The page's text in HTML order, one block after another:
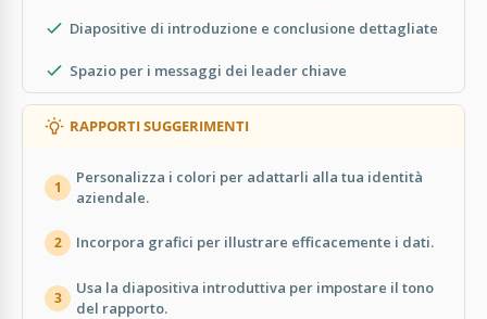
Diapositive di introduzione e conclusione dettagliate
Spazio per i messaggi dei leader chiave
RAPPORTI SUGGERIMENTI
1
Personalizza i colori per adattarli alla tua identità
aziendale.
2 Incorpora grafici per illustrare efficacemente i dati.
3
Usa la diapositiva introduttiva per impostare il tono
del rapporto.